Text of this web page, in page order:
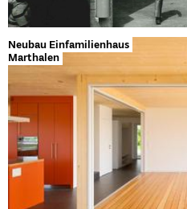
Neubau Einfamilienhaus
Marthalen